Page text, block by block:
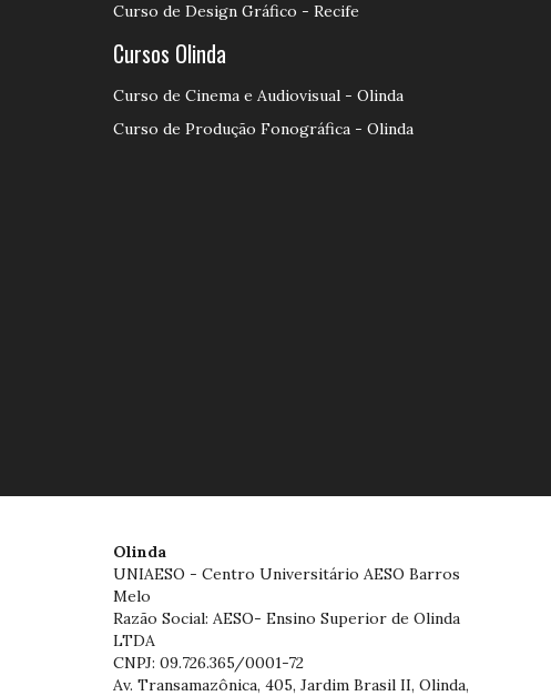
Curso de Design Gráfico - Recife
Cursos Olinda
Curso de Cinema e Audiovisual - Olinda
Curso de Produção Fonográfica - Olinda
Olinda
UNIAESO - Centro Universitário AESO Barros
Melo
Razão Social: AESO- Ensino Superior de Olinda
LTDA
CNPJ: 09.726.365/0001-72
Av. Transamazônica, 405, Jardim Brasil II, Olinda,